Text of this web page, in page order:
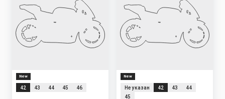
New
42 43 44 45 46
New
Не указан 42 43
44
45